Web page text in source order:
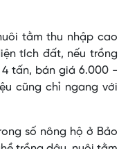
tằm thu nhập cao
tích đất, nếu trồng
tấn, bán giá 6.000 -
cũng chỉ ngang với
số nông hộ ở Bảo